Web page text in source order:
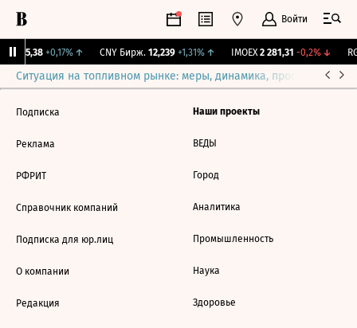
Войти
115,38 +0,17%↑ CNY Бирж. 12,239 +1,31%↑ IMOEX 2 281,31 -0,2%↓
Ситуация на топливном рынке: меры, динамика, прогнозы
Подписка
Реклама
РФРИТ
Справочник компаний
Подписка для юр.лиц
О компании
Редакция
Наши проекты
ВЕДЫ
Город
Аналитика
Промышленность
Наука
Здоровье